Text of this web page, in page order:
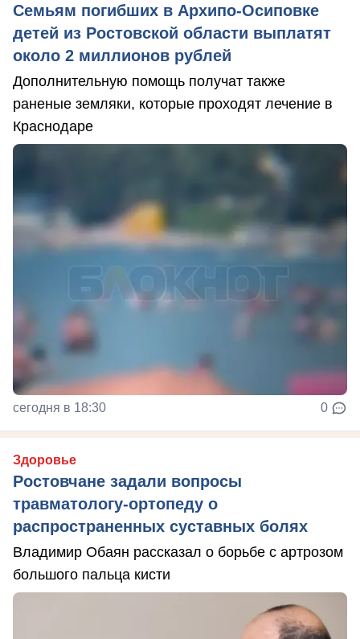
Семьям погибших в Архипо-Осиповке
детей из Ростовской области выплатят
около 2 миллионов рублей
Дополнительную помощь получат также
раненые земляки, которые проходят лечение в
Краснодаре
сегодня в 18:30 0
Здоровье
Ростовчане задали вопросы
травматологу-ортопеду о
распространенных суставных болях
Владимир Обаян рассказал о борьбе с артрозом
большого пальца кисти